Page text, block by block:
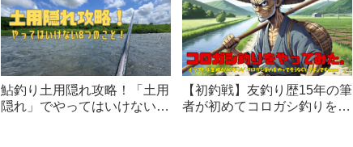
鮎釣り土用隠れ攻略！「土用
隠れ」でやってはいけない8
【初釣戦】友釣り歴15年の筆
者が初めてコロガシ釣りをや